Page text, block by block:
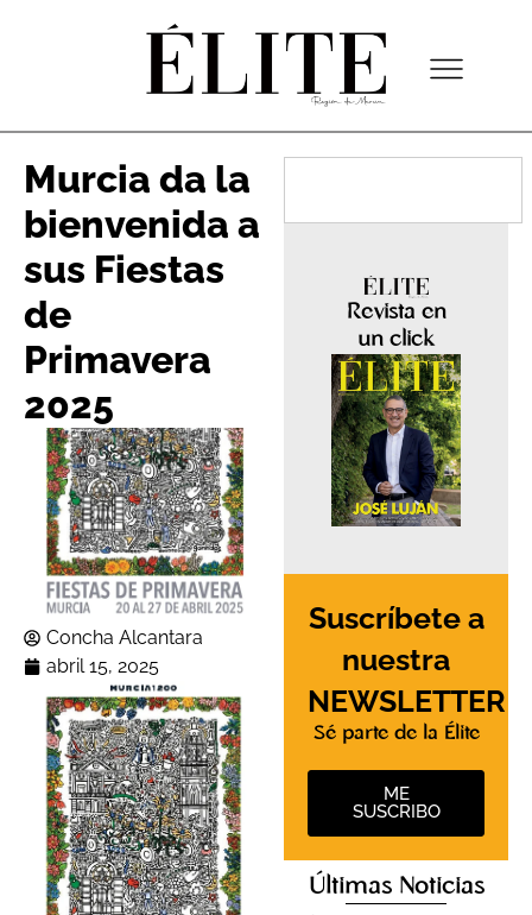
Murcia da la
bienvenida a
sus Fiestas
de
Primavera
2025
Concha Alcantara
abril 15, 2025
Revista en
un click
Suscríbete a
nuestra
NEWSLETTER
Sé parte de la Élite
ME
SUSCRIBO
Últimas Noticias